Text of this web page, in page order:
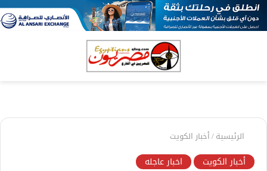
الرئيسية/أخبار الكويت
أخبار الكويت اخبار عاجله